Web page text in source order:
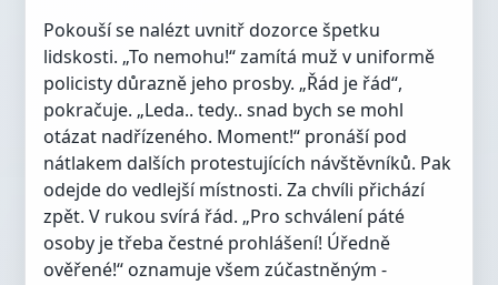
Pokouší se nalézt uvnitř dozorce špetku
lidskosti. „To nemohu!“ zamítá muž v uniformě
policisty důrazně jeho prosby. „Řád je řád“,
pokračuje. „Leda.. tedy.. snad bych se mohl
otázat nadřízeného. Moment!“ pronáší pod
nátlakem dalších protestujících návštěvníků. Pak
odejde do vedlejší místnosti. Za chvíli přichází
zpět. V rukou svírá řád. „Pro schválení páté
osoby je třeba čestné prohlášení! Úředně
ověřené!“ oznamuje všem zúčastněným -